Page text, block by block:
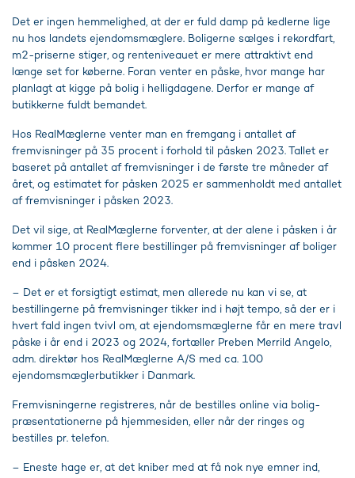
Det er ingen hemmelighed, at der er fuld damp på kedlerne lige
nu hos landets ejendomsmæglere. Boligerne sælges i rekordfart,
m2-priserne stiger, og renteniveauet er mere attraktivt end
længe set for køberne. Foran venter en påske, hvor mange har
planlagt at kigge på bolig i helligdagene. Derfor er mange af
butikkerne fuldt bemandet.
Hos RealMæglerne venter man en fremgang i antallet af
fremvisninger på 35 procent i forhold til påsken 2023. Tallet er
baseret på antallet af fremvisninger i de første tre måneder af
året, og estimatet for påsken 2025 er sammenholdt med antallet
af fremvisninger i påsken 2023.
Det vil sige, at RealMæglerne forventer, at der alene i påsken i år
kommer 10 procent flere bestillinger på fremvisninger af boliger
end i påsken 2024.
– Det er et forsigtigt estimat, men allerede nu kan vi se, at
bestillingerne på fremvisninger tikker ind i højt tempo, så der er i
hvert fald ingen tvivl om, at ejendomsmæglerne får en mere travl
påske i år end i 2023 og 2024, fortæller Preben Merrild Angelo,
adm. direktør hos RealMæglerne A/S med ca. 100
ejendomsmæglerbutikker i Danmark.
Fremvisningerne registreres, når de bestilles online via bolig-
præsentationerne på hjemmesiden, eller når der ringes og
bestilles pr. telefon.
– Eneste hage er, at det kniber med at få nok nye emner ind,